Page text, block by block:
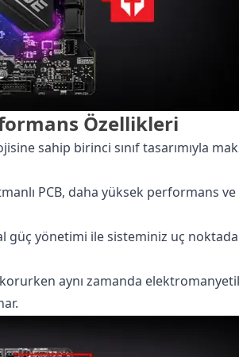
Özellikleri
sahip birinci sınıf tasarımıyla
PCB, daha yüksek performans
yönetimi ile sisteminiz uç noktada
aynı zamanda